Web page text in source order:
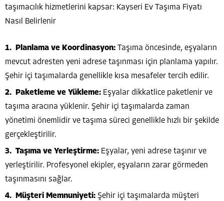
taşımacılık hizmetlerini kapsar: Kayseri Ev Taşıma Fiyatı
Nasıl Belirlenir
Planlama ve Koordinasyon: Taşıma öncesinde, eşyaların
mevcut adresten yeni adrese taşınması için planlama yapılır.
Şehir içi taşımalarda genellikle kısa mesafeler tercih edilir.
Paketleme ve Yükleme: Eşyalar dikkatlice paketlenir ve
taşıma aracına yüklenir. Şehir içi taşımalarda zaman
yönetimi önemlidir ve taşıma süreci genellikle hızlı bir şekilde
gerçekleştirilir.
Taşıma ve Yerleştirme: Eşyalar, yeni adrese taşınır ve
yerleştirilir. Profesyonel ekipler, eşyaların zarar görmeden
taşınmasını sağlar.
Müşteri Memnuniyeti: Şehir içi taşımalarda müşteri